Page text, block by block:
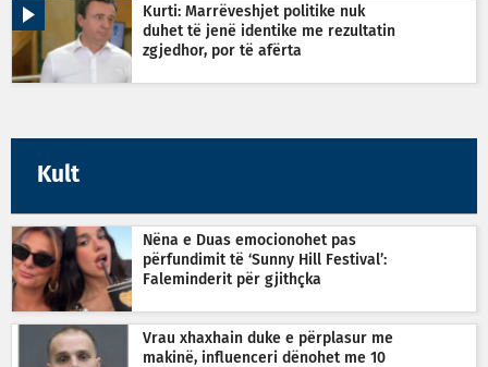
Kurti: Marrëveshjet politike nuk
duhet të jenë identike me rezultatin
zgjedhor, por të afërta
Kult
Nëna e Duas emocionohet pas
përfundimit të ‘Sunny Hill Festival’:
Faleminderit për gjithçka
Vrau xhaxhain duke e përplasur me
makinë, influenceri dënohet me 10